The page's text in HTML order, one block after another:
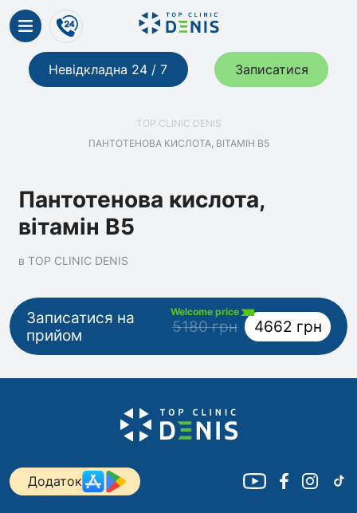
Невідкладна 24 / 7 Записатися
TOP CLINIC DENIS
ПАНТОТЕНОВА КИСЛОТА, ВІТАМІН В5
Пантотенова кислота,
вітамін В5
в TOP CLINIC DENIS
Записатися на
прийом
Welcome price
5180 грн 4662 грн
Додаток